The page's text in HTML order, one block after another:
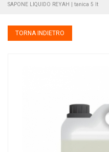
SAPONE LIQUIDO REYAH | tanica 5 lt
TORNA INDIETRO